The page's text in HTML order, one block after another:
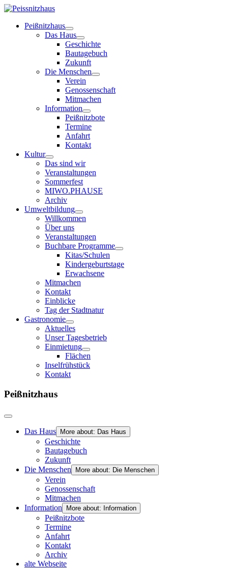
Peißnitzhaus
Das Haus
Geschichte
Bautagebuch
Zukunft
Die Menschen
Verein
Genossenschaft
Mitmachen
Information
Peißnitzbote
Termine
Anfahrt
Kontakt
Kultur
Das sind wir
Veranstaltungen
Sommerfest
MIWO.PHAUSE
Archiv
Umweltbildung
Willkommen
Über uns
Veranstaltungen
Buchbare Programme
Kitas/Schulen
Kindergeburtstage
Erwachsene
Mitmachen
Kontakt
Einblicke
Tag der Stadtnatur
Gastronomie
Aktuelles
Unser Tagesbetrieb
Einmietung
Flächen
Inselfrühstück
Kontakt
Peißnitzhaus
Das Haus More about: Das Haus
Geschichte
Bautagebuch
Zukunft
Die Menschen
More about: Die Menschen
Verein
Genossenschaft
Mitmachen
Information
More about: Information
Peißnitzbote
Termine
Anfahrt
Kontakt
Archiv
alte Webseite